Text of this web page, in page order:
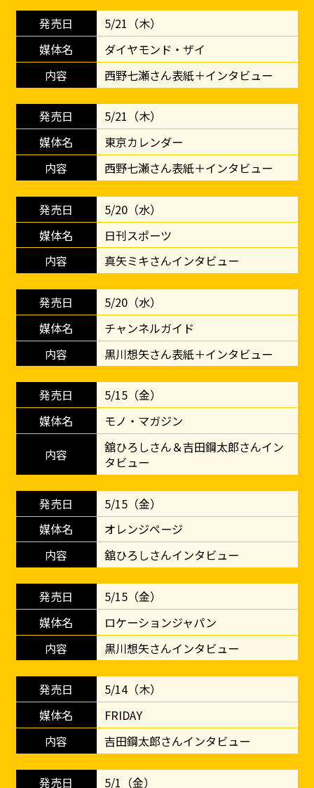
5/21（木）
ダイヤモンド・ザイ
西野七瀬さん表紙＋インタビュー
5/21（木）
東京カレンダー
西野七瀬さん表紙＋インタビュー
5/20（水）
日刊スポーツ
真矢ミキさんインタビュー
5/20（水）
チャンネルガイド
黒川想矢さん表紙＋インタビュー
5/15（金）
モノ・マガジン
舘ひろしさん＆吉田鋼太郎さんイン
タビュー
5/15（金）
オレンジページ
舘ひろしさんインタビュー
5/15（金）
ロケーションジャパン
黒川想矢さんインタビュー
5/14（木）
FRIDAY
吉田鋼太郎さんインタビュー
5/1（金）